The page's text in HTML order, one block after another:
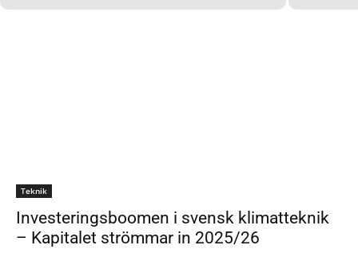
Teknik
Investeringsboomen i svensk klimatteknik
– Kapitalet strömmar in 2025/26